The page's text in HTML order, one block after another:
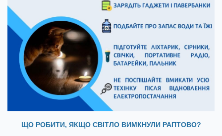
ЩО РОБИТИ, ЯКЩО СВІТЛО ВИМКНУЛИ РАПТОВО?